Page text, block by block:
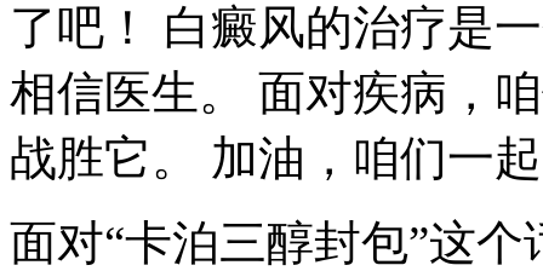
了吧！ 白癜风的治疗是
相信医生。 面对疾病，
战胜它。 加油，咱们一
面对“卡泊三醇封包”这